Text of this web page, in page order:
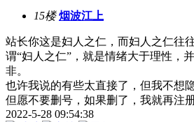
15楼 烟波江上
站长你这是妇人之仁，而妇人之仁往
谓“妇人之仁”，就是情绪大于理性，
非。
也许我说的有些太直接了，但我不想
但愿不要删号，如果删了，我就再注
2022-5-28 09:54:38